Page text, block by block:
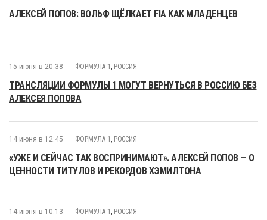
АЛЕКСЕЙ ПОПОВ: ВОЛЬФ ЩЁЛКАЕТ FIA КАК МЛАДЕНЦЕВ
15 июня в 20:38 ФОРМУЛА 1 , РОССИЯ
ТРАНСЛЯЦИИ ФОРМУЛЫ 1 МОГУТ ВЕРНУТЬСЯ В РОССИЮ БЕЗ
АЛЕКСЕЯ ПОПОВА
14 июня в 12:45 ФОРМУЛА 1 , РОССИЯ
«УЖЕ И СЕЙЧАС ТАК ВОСПРИНИМАЮТ». АЛЕКСЕЙ ПОПОВ — О
ЦЕННОСТИ ТИТУЛОВ И РЕКОРДОВ ХЭМИЛТОНА
14 июня в 10:13 ФОРМУЛА 1 , РОССИЯ